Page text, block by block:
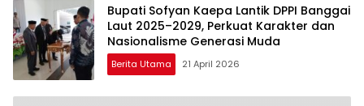
Bupati Sofyan Kaepa Lantik DPPI Banggai
Laut 2025–2029, Perkuat Karakter dan
Nasionalisme Generasi Muda
Berita Utama 21 April 2026